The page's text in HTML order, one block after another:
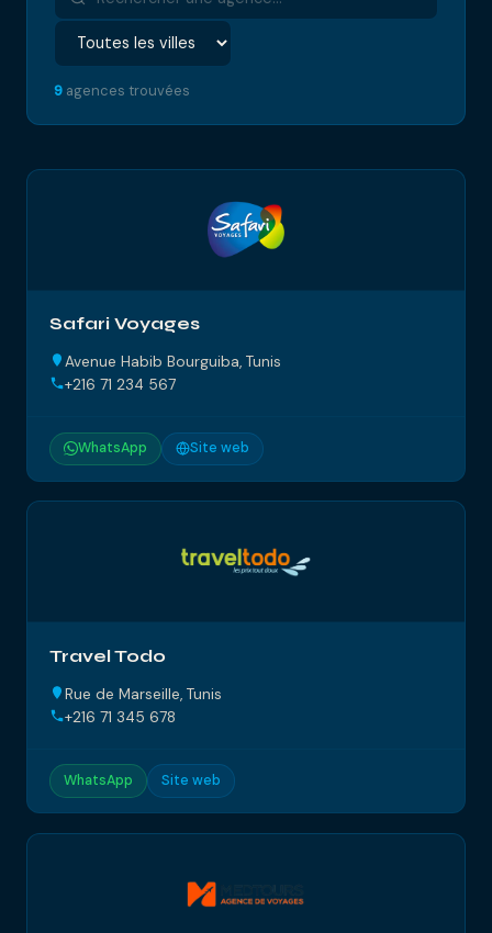
9 agences trouvées
Safari Voyages
Avenue Habib Bourguiba, Tunis
+216 71 234 567
WhatsApp Site web
Travel Todo
Rue de Marseille, Tunis
+216 71 345 678
WhatsApp Site web